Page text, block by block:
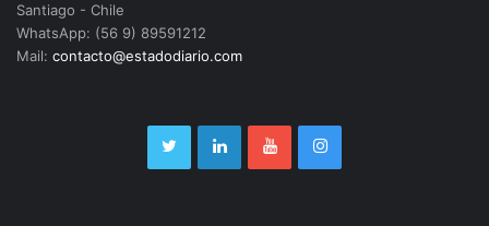
Santiago - Chile
WhatsApp: (56 9) 89591212
Mail: contacto@estadodiario.com